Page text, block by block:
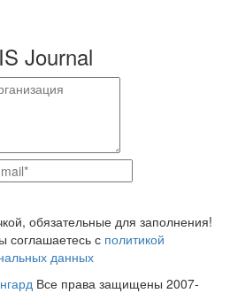
Journal
обязательные для заполнения!
с политикой
данных
Все права защищены 2007-